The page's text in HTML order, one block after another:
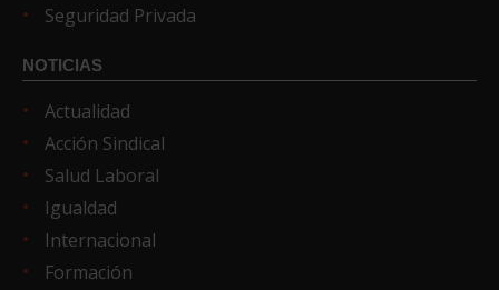
Seguridad Privada
NOTICIAS
Actualidad
Acción Sindical
Salud Laboral
Igualdad
Internacional
Formación